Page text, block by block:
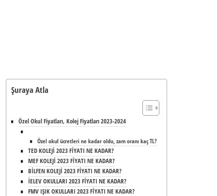
Şuraya Atla
Özel Okul Fiyatları, Kolej Fiyatları 2023-2024
Özel okul ücretleri ne kadar oldu, zam oranı kaç TL?
TED KOLEJİ 2023 FİYATI NE KADAR?
MEF KOLEJİ 2023 FİYATI NE KADAR?
BİLFEN KOLEJİ 2023 FİYATI NE KADAR?
İELEV OKULLARI 2023 FİYATI NE KADAR?
FMV IŞIK OKULLARI 2023 FİYATI NE KADAR?